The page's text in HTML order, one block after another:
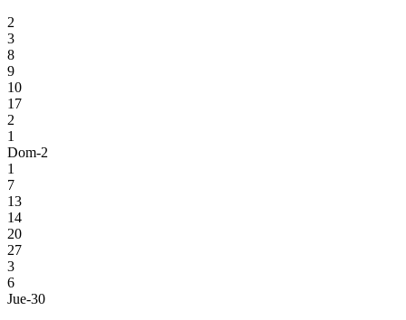
2
3
8
9
10
17
2
1
Dom-2
1
7
13
14
20
27
3
6
Jue-30